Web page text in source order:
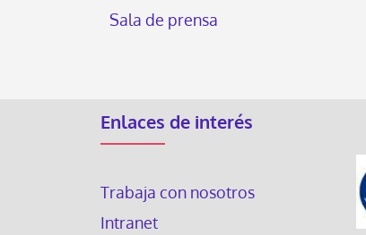
Sala de prensa
Enlaces de interés
Trabaja con nosotros
Intranet